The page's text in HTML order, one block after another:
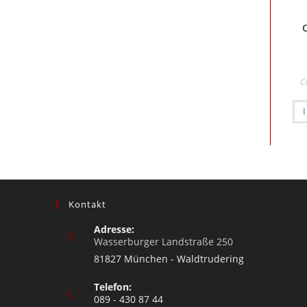
Kontakt
Adresse:
Wasserburger Landstraße 250
81827 München - Waldtrudering
Telefon:
089 - 430 87 44